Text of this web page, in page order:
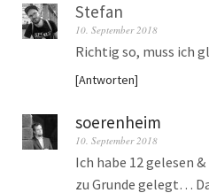
Stefan
10. September 2018
Richtig so, muss ich
Antworten
soerenheim
10. September 2018
Ich habe 12 gelesen
zu Grunde gelegt…